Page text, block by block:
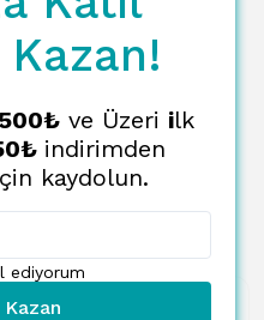
ve Üzeri ilk
indirimden
kaydolun.
ediyorum